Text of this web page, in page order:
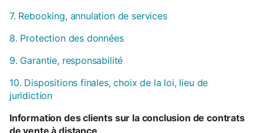
7. Rebooking, annulation de services
8. Protection des données
9. Garantie, responsabilité
10. Dispositions finales, choix de la loi, lieu de
juridiction
Information des clients sur la conclusion de contrats
de vente à distance